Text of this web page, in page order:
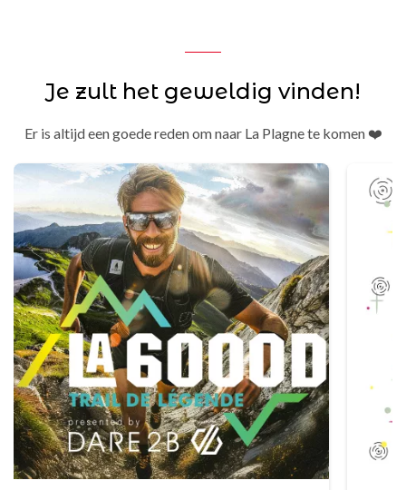
Je zult het geweldig vinden!
Er is altijd een goede reden om naar La Plagne te komen ❤️